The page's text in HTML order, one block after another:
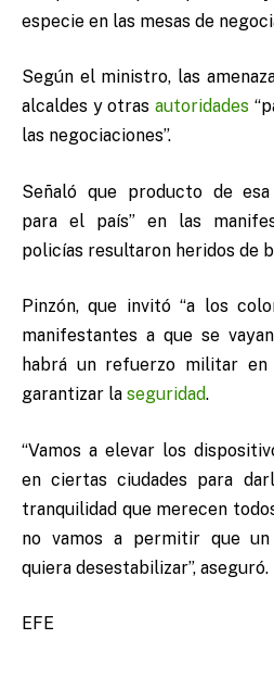
especie en las mesas de
Según el ministro, las
alcaldes y otras autoridades
las negociaciones”.
Señaló que producto de
para el país” en las
policías resultaron heridos de
Pinzón, que invitó “a los
manifestantes a que se
habrá un refuerzo militar en
garantizar la seguridad.
“Vamos a elevar los
en ciertas ciudades para
tranquilidad que merecen
no vamos a permitir que un
quiera desestabilizar”, aseguró.
EFE